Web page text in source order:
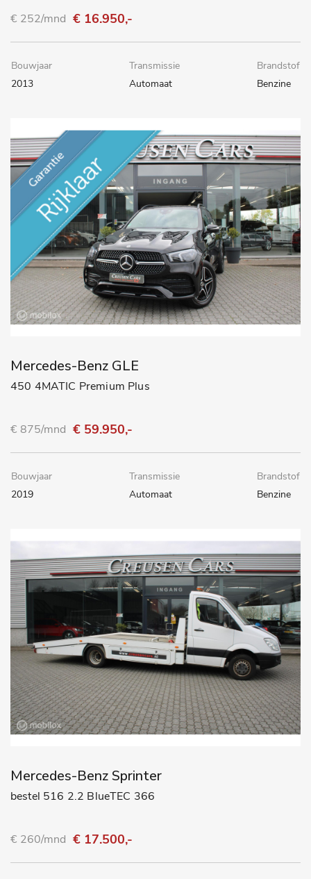
€ 252/mnd € 16.950,-
Bouwjaar
2013
Transmissie
Automaat
Brandstof
Benzine
Mercedes-Benz GLE
450 4MATIC Premium Plus
€ 875/mnd € 59.950,-
Bouwjaar
2019
Transmissie
Automaat
Brandstof
Benzine
Mercedes-Benz Sprinter
bestel 516 2.2 BlueTEC 366
€ 260/mnd € 17.500,-